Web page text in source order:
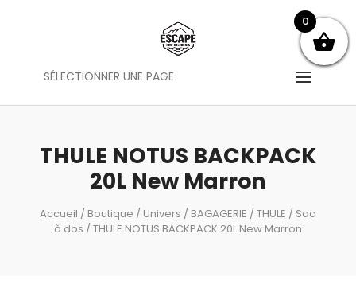
SÉLECTIONNER UNE PAGE
THULE NOTUS BACKPACK
20L New Marron
Accueil / Boutique / Univers / BAGAGERIE /THULE / Sac
à dos / THULE NOTUS BACKPACK 20L New Marron
0